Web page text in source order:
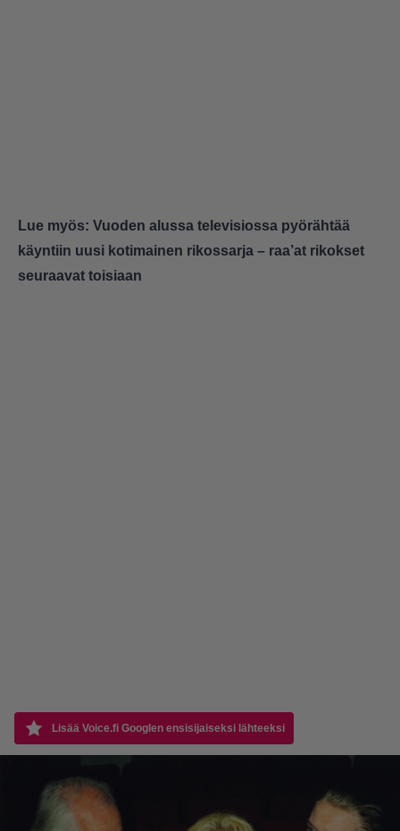
Lue myös: Vuoden alussa televisiossa pyörähtää
käyntiin uusi kotimainen rikossarja – raa’at rikokset
seuraavat toisiaan
Lisää Voice.fi Googlen ensisijaiseksi lähteeksi